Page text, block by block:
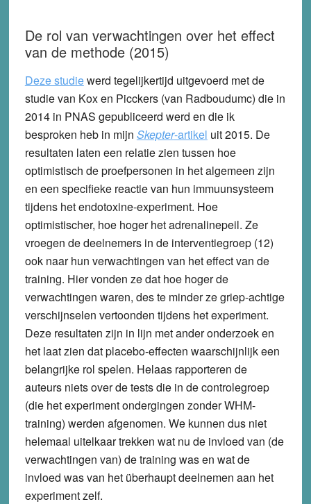
De rol van verwachtingen over het effect
van de methode (2015)
Deze studiewerd tegelijkertijd uitgevoerd met de
studie van Kox en Picckers (van Radboudumc) die in
2014 in PNAS gepubliceerd werd en die ik
besproken heb in mijn Skepter-artikel uit 2015. De
resultaten laten een relatie zien tussen hoe
optimistisch de proefpersonen in het algemeen zijn
en een specifieke reactie van hun immuunsysteem
tijdens het endotoxine-experiment. Hoe
optimistischer, hoe hoger het adrenalinepeil. Ze
vroegen de deelnemers in de interventiegroep (12)
ook naar hun verwachtingen van het effect van de
training. Hier vonden ze dat hoe hoger de
verwachtingen waren, des te minder ze griep-achtige
verschijnselen vertoonden tijdens het experiment.
Deze resultaten zijn in lijn met ander onderzoek en
het laat zien dat placebo-effecten waarschijnlijk een
belangrijke rol spelen. Helaas rapporteren de
auteurs niets over de tests die in de controlegroep
(die het experiment ondergingen zonder WHM-
training) werden afgenomen. We kunnen dus niet
helemaal uitelkaar trekken wat nu de invloed van (de
verwachtingen van) de training was en wat de
invloed was van het überhaupt deelnemen aan het
experiment zelf.